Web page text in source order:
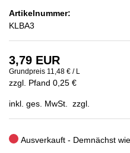
Artikelnummer:
KLBA3
3,79 EUR
Grundpreis 11,48 € / L
zzgl. Pfand 0,25 €
inkl. ges. MwSt. zzgl.
Ausverkauft - Demnächst